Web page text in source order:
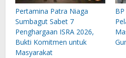
Pertamina Patra Niaga
Sumbagut Sabet 7
Penghargaan ISRA 2026,
Bukti Komitmen untuk
Masyarakat